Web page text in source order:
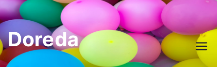
Ga
naar
de
inhoud
Doreda